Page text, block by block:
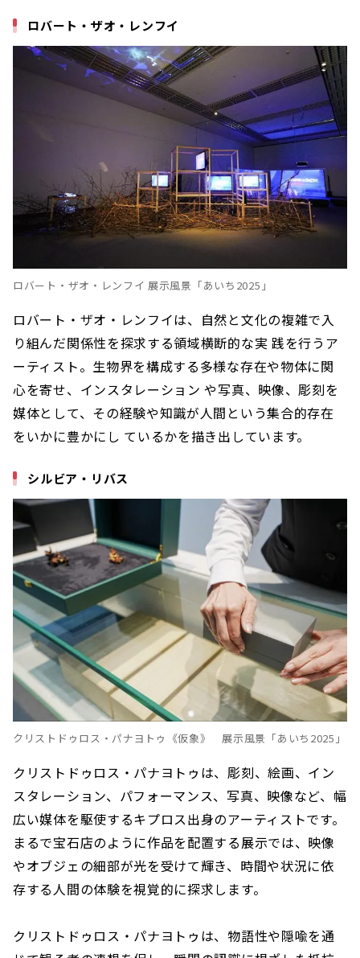
ロバート・ザオ・レンフイ
ロバート・ザオ・レンフイ 展示風景「あいち2025」
ロバート・ザオ・レンフイは、自然と文化の複雑で入
り組んだ関係性を探求する領域横断的な実 践を行うア
ーティスト。生物界を構成する多様な存在や物体に関
心を寄せ、インスタレーション や写真、映像、彫刻を
媒体として、その経験や知識が人間という集合的存在
をいかに豊かにし ているかを描き出しています。
シルビア・リバス
クリストドゥロス・パナヨトゥ《仮象》 展示風景「あいち2025」
クリストドゥロス・パナヨトゥは、彫刻、絵画、イン
スタレーション、パフォーマンス、写真、映像など、幅
広い媒体を駆使するキプロス出身のアーティストです。
まるで宝石店のように作品を配置する展示では、映像
やオブジェの細部が光を受けて輝き、時間や状況に依
存する人間の体験を視覚的に探求します。
クリストドゥロス・パナヨトゥは、物語性や隠喩を通